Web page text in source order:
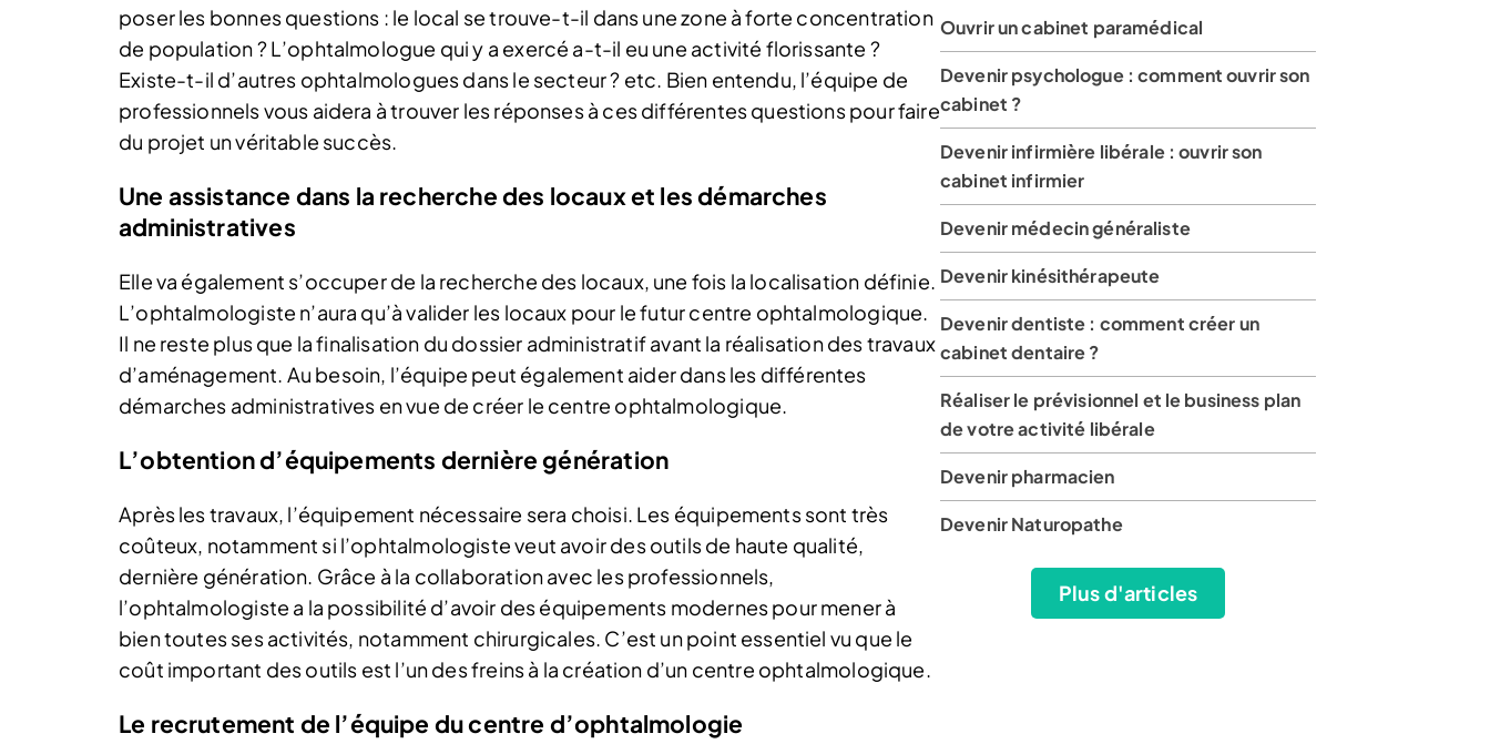
poser les bonnes questions : le local se trouve-t-il dans une zone à forte concentration
de population ? L’ophtalmologue qui y a exercé a-t-il eu une activité florissante ?
Existe-t-il d’autres ophtalmologues dans le secteur ? etc. Bien entendu, l’équipe de
professionnels vous aidera à trouver les réponses à ces différentes questions pour faire
du projet un véritable succès.
Une assistance dans la recherche des locaux et les démarches
administratives
Elle va également s’occuper de la recherche des locaux, une fois la localisation définie.
L’ophtalmologiste n’aura qu’à valider les locaux pour le futur centre ophtalmologique.
Il ne reste plus que la finalisation du dossier administratif avant la réalisation des travaux
d’aménagement. Au besoin, l’équipe peut également aider dans les différentes
démarches administratives en vue de créer le centre ophtalmologique.
L’obtention d’équipements dernière génération
Après les travaux, l’équipement nécessaire sera choisi. Les équipements sont très
coûteux, notamment si l’ophtalmologiste veut avoir des outils de haute qualité,
dernière génération. Grâce à la collaboration avec les professionnels,
l’ophtalmologiste a la possibilité d’avoir des équipements modernes pour mener à
bien toutes ses activités, notamment chirurgicales. C’est un point essentiel vu que le
coût important des outils est l’un des freins à la création d’un centre ophtalmologique.
Le recrutement de l’équipe du centre d’ophtalmologie
Ouvrir un cabinet paramédical
Devenir psychologue : comment ouvrir son
cabinet ?
Devenir infirmière libérale : ouvrir son
cabinet infirmier
Devenir médecin généraliste
Devenir kinésithérapeute
Devenir dentiste : comment créer un
cabinet dentaire ?
Réaliser le prévisionnel et le business plan
de votre activité libérale
Devenir pharmacien
Devenir Naturopathe
Plus d'articles